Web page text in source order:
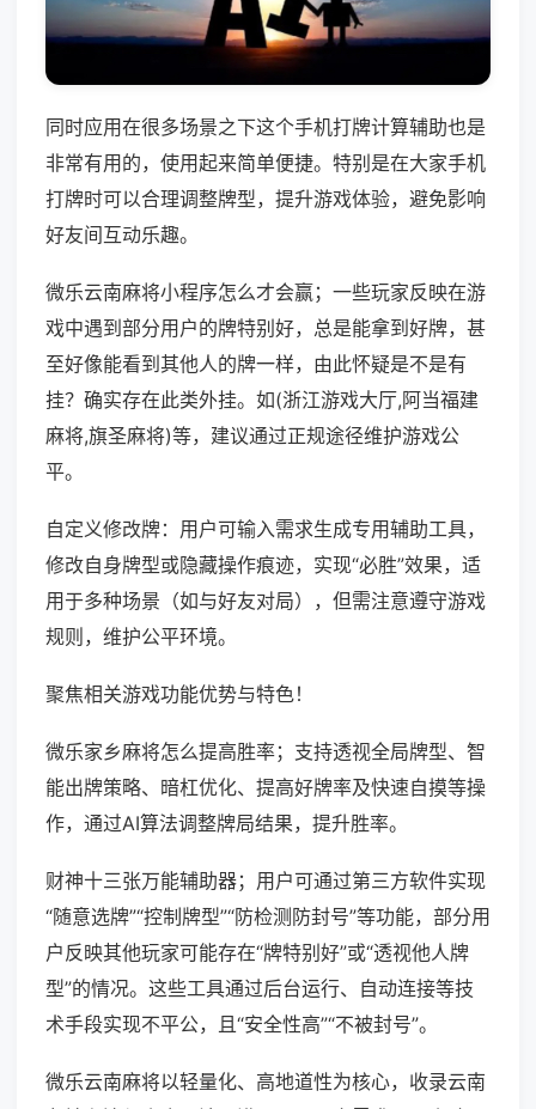
同时应用在很多场景之下这个手机打牌计算辅助也是
非常有用的，使用起来简单便捷。特别是在大家手机
打牌时可以合理调整牌型，提升游戏体验，避免影响
好友间互动乐趣。
微乐云南麻将小程序怎么才会赢；一些玩家反映在游
戏中遇到部分用户的牌特别好，总是能拿到好牌，甚
至好像能看到其他人的牌一样，由此怀疑是不是有
挂？确实存在此类外挂。如(浙江游戏大厅,阿当福建
麻将,旗圣麻将)等，建议通过正规途径维护游戏公
平。
自定义修改牌：用户可输入需求生成专用辅助工具，
修改自身牌型或隐藏操作痕迹，实现“必胜”效果，适
用于多种场景（如与好友对局），但需注意遵守游戏
规则，维护公平环境。
聚焦相关游戏功能优势与特色！
微乐家乡麻将怎么提高胜率；支持透视全局牌型、智
能出牌策略、暗杠优化、提高好牌率及快速自摸等操
作，通过AI算法调整牌局结果，提升胜率。
财神十三张万能辅助器；用户可通过第三方软件实现
“随意选牌”“控制牌型”“防检测防封号”等功能，部分用
户反映其他玩家可能存在“牌特别好”或“透视他人牌
型”的情况。这些工具通过后台运行、自动连接等技
术手段实现不平公，且“安全性高”“不被封号”。
微乐云南麻将以轻量化、高地道性为核心，收录云南